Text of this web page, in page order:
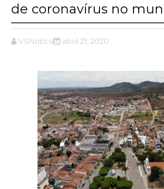
de coronavírus no
VSNotícias abril 21, 2020